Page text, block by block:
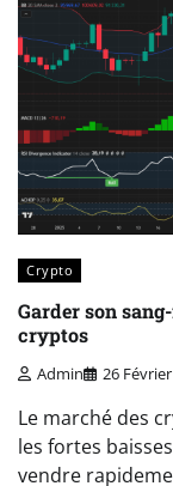
Crypto
Garder son
cryptos
Admin 26
Le marché des
les fortes
vendre